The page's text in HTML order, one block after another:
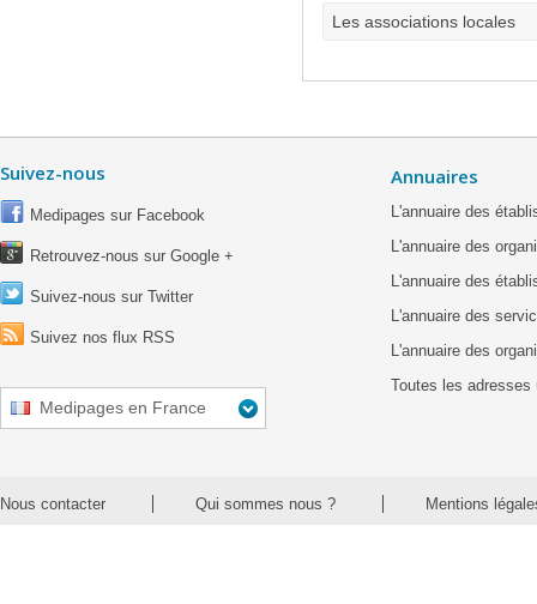
Les associations locales
Suivez-nous
Medipages sur Facebook
Retrouvez-nous sur Google +
Suivez-nous sur Twitter
Suivez nos flux RSS
Medipages en France
Annuaires
L'annuaire des
L'annuaire des
L'annuaire des
L'annuaire des
L'annuaire des
Toutes les adresses
Nous contacter Qui sommes nous ? Mentions